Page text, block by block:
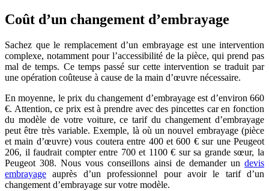
Coût d’un changement d’embrayage
Sachez que le remplacement d’un embrayage est une intervention
complexe, notamment pour l’accessibilité de la pièce, qui prend pas
mal de temps. Ce temps passé sur cette intervention se traduit par
une opération coûteuse à cause de la main d’œuvre nécessaire.
En moyenne, le prix du changement d’embrayage est d’environ 660
€. Attention, ce prix est à prendre avec des pincettes car en fonction
du modèle de votre voiture, ce tarif du changement d’embrayage
peut être très variable. Exemple, là où un nouvel embrayage (pièce
et main d’œuvre) vous coutera entre 400 et 600 € sur une Peugeot
206, il faudrait compter entre 700 et 1100 € sur sa grande sœur, la
Peugeot 308. Nous vous conseillons ainsi de demander un devis
embrayage auprès d’un professionnel pour avoir le tarif d’un
changement d’embrayage sur votre modèle.